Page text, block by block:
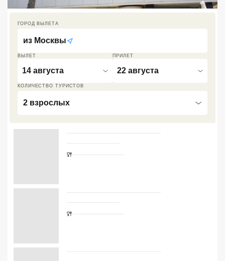
ВЫЛЕТ
14 августа
ПРИЛЕТ
22 августа
КОЛИЧЕСТВО ТУРИСТОВ
2 взрослых
ГОРОД ВЫЛЕТА
из Москвы
Лучшие отели 3* звезды
Сетевые отели Турции
Сетевые отели Египта
Сетевые отели Таиланда